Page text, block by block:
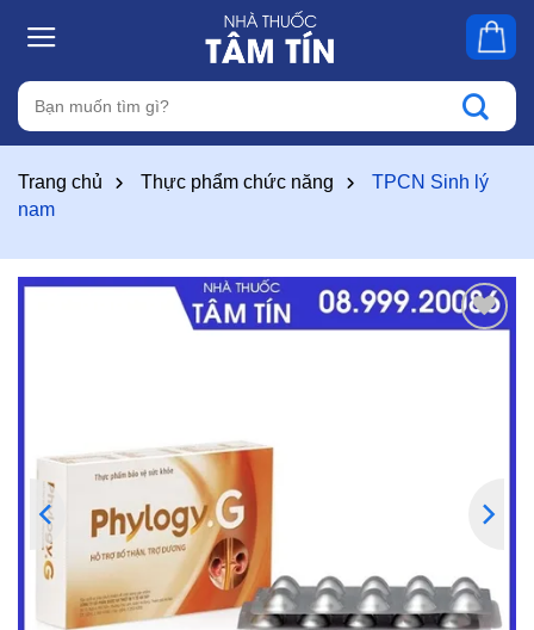
Tìm
kiếm:
Trang chủ Thực phẩm chức năng
TPCN Sinh lý
nam